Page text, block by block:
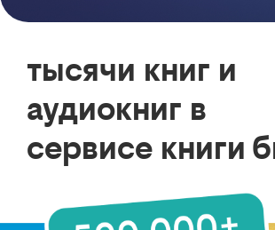
тысячи книг и
аудиокниг в
сервисе книги